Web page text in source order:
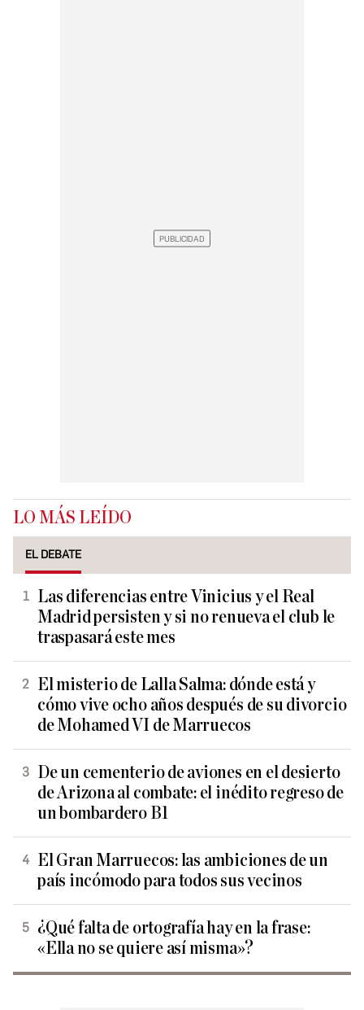
LO MÁS LEÍDO
EL DEBATE
Las diferencias entre Vinicius y el Real
Madrid persisten y si no renueva el club le
traspasará este mes
El misterio de Lalla Salma: dónde está y
cómo vive ocho años después de su divorcio
de Mohamed VI de Marruecos
De un cementerio de aviones en el desierto
de Arizona al combate: el inédito regreso de
un bombardero B1
El Gran Marruecos: las ambiciones de un
país incómodo para todos sus vecinos
¿Qué falta de ortografía hay en la frase:
«Ella no se quiere así misma»?